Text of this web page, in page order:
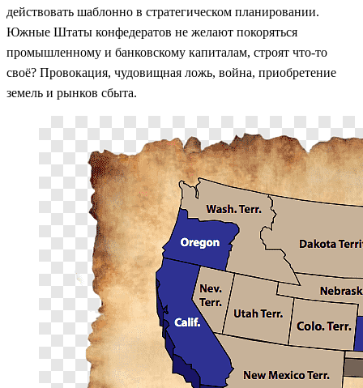
действовать шаблонно в стратегическом планировании.
Южные Штаты конфедератов не желают покоряться
промышленному и банковскому капиталам, строят что-то
своё? Провокация, чудовищная ложь, война, приобретение
земель и рынков сбыта.